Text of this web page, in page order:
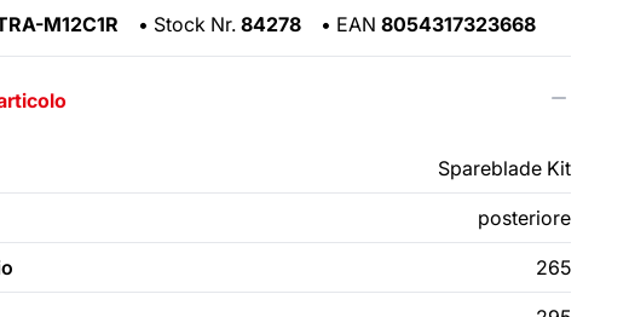
M12C1R • Stock Nr. 84278 • EAN 8054317323668
Spareblade Kit
posteriore
265